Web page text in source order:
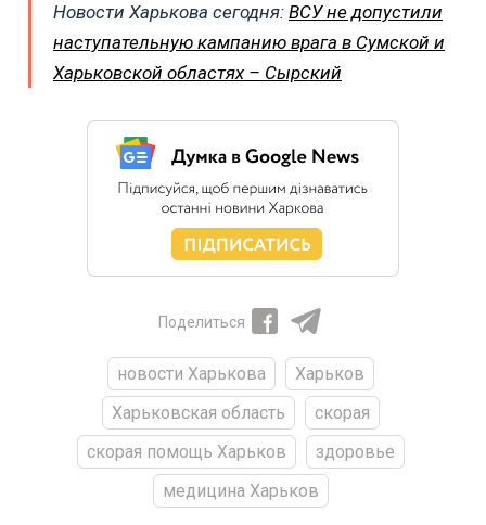
Новости Харькова сегодня: ВСУ не допустили
наступательную кампанию врага в Сумской и
Харьковской областях – Сырский
Поделиться
новости Харькова
Харьков
Харьковская область
скорая
скорая помощь Харьков
здоровье
медицина Харьков